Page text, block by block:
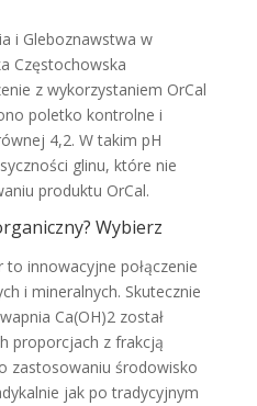
i Gleboznawstwa w
Częstochowska
z wykorzystaniem OrCal
poletko kontrolne i
4,2. W takim pH
glinu, które nie
produktu OrCal.
Wybierz
innowacyjne połączenie
i mineralnych. Skutecznie
Ca(OH)2 został
proporcjach z frakcją
zastosowaniu środowisko
jak po tradycyjnym